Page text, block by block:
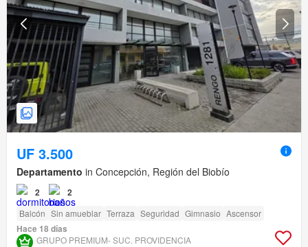
UF 3.500
Departamento in Concepción, Región del Biobío
2 2
Balcón Sin amueblar Terraza Seguridad Gimnasio Ascensor
Hace 18 días
GRUPO PREMIUM- SUC. PROVIDENCIA